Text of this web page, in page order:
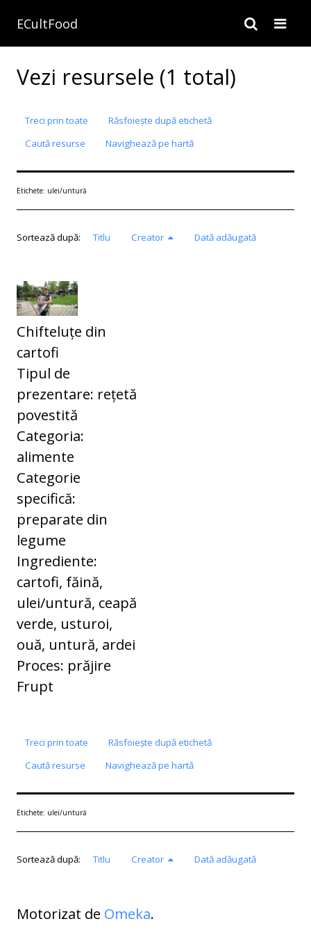
ECultFood
Vezi resursele (1 total)
Treci prin toate
Răsfoiește după etichetă
Caută resurse
Navighează pe hartă
Etichete: ulei/untură
Sortează după: Titlu Creator Dată adăugată
Chifteluțe din
cartofi
Tipul de
prezentare: rețetă
povestită
Categoria:
alimente
Categorie
specifică:
preparate din
legume
Ingrediente:
cartofi, făină,
ulei/untură, ceapă
verde, usturoi,
ouă, untură, ardei
Proces: prăjire
Frupt
Treci prin toate
Răsfoiește după etichetă
Caută resurse
Navighează pe hartă
Etichete: ulei/untură
Sortează după: Titlu Creator Dată adăugată
Motorizat de Omeka.